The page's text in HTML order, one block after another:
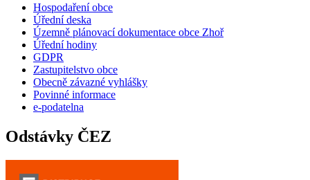
Hospodaření obce
Úřední deska
Územně plánovací dokumentace obce Zhoř
Úřední hodiny
GDPR
Zastupitelstvo obce
Obecně závazné vyhlášky
Povinné informace
e-podatelna
Odstávky ČEZ